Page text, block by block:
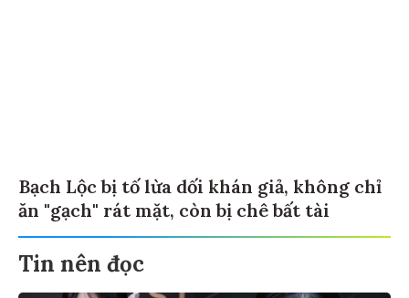
Bạch Lộc bị tố lừa dối khán giả, không chỉ
ăn "gạch" rát mặt, còn bị chê bất tài
Tin nên đọc